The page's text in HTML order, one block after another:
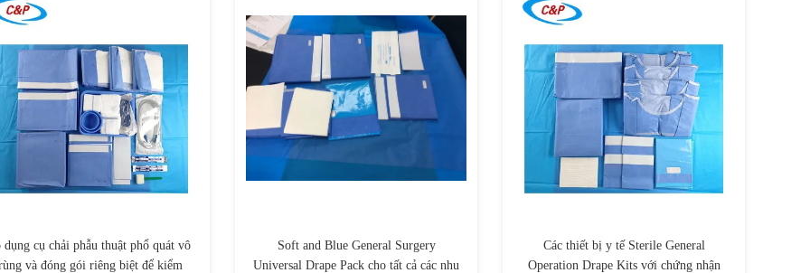
dụng cụ chải phẫu thuật phổ quát vô
và đóng gói riêng biệt để kiểm
Soft and Blue General Surgery
Universal Drape Pack cho tất cả các nhu
Các thiết bị y tế Sterile General
Operation Drape Kits với chứng nhận